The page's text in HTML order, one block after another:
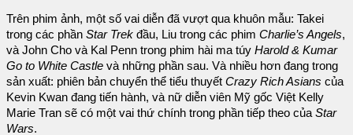
Trên phim ảnh, một số vai diễn đã vượt qua khuôn mẫu: Takei
trong các phần Star Trek đầu, Liu trong các phim Charlie’s Angels,
và John Cho và Kal Penn trong phim hài ma túy Harold & Kumar
Go to White Castle và những phần sau. Và nhiều hơn đang trong
sản xuất: phiên bản chuyển thể tiểu thuyết Crazy Rich Asians của
Kevin Kwan đang tiến hành, và nữ diễn viên Mỹ gốc Việt Kelly
Marie Tran sẽ có một vai thứ chính trong phần tiếp theo củaStar
Wars.